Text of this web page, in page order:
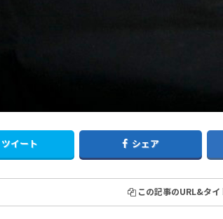
ツイート シェア
この記事のURL&タイ